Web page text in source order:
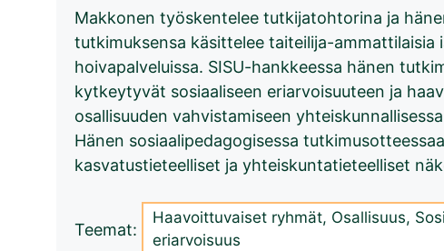
Makkonen työskentelee tutkijatohtorina ja
tutkimuksensa käsittelee taiteilija-ammattilaisia
hoivapalveluissa. SISU-hankkeessa hänen
kytkeytyvät sosiaaliseen eriarvoisuuteen ja
osallisuuden vahvistamiseen
Hänen sosiaalipedagogisessa
kasvatustieteelliset ja yhteiskuntatieteelliset
Teemat:
Haavoittuvaiset ryhmät, Osallisuus,
eriarvoisuus